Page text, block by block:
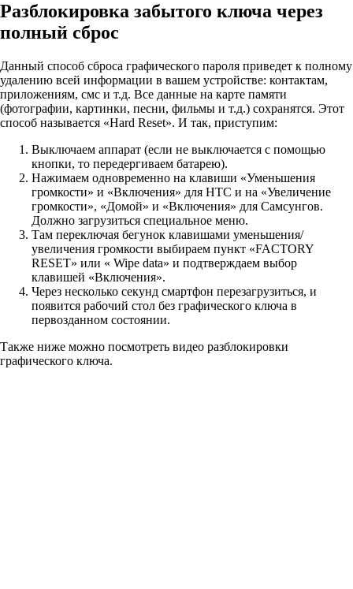
Разблокировка забытого ключа через
полный сброс
Данный способ сброса графического пароля приведет к полному
удалению всей информации в вашем устройстве: контактам,
приложениям, смс и т.д. Все данные на карте памяти
(фотографии, картинки, песни, фильмы и т.д.) сохранятся. Этот
способ называется «Hard Reset». И так, приступим:
Выключаем аппарат (если не выключается с помощью
кнопки, то передергиваем батарею).
Нажимаем одновременно на клавиши «Уменьшения
громкости» и «Включения» для HTC и на «Увеличение
громкости», «Домой» и «Включения» для Самсунгов.
Должно загрузиться специальное меню.
Там переключая бегунок клавишами уменьшения/
увеличения громкости выбираем пункт «FACTORY
RESET» или « Wipe data» и подтверждаем выбор
клавишей «Включения».
Через несколько секунд смартфон перезагрузиться, и
появится рабочий стол без графического ключа в
первозданном состоянии.
Также ниже можно посмотреть видео разблокировки
графического ключа.